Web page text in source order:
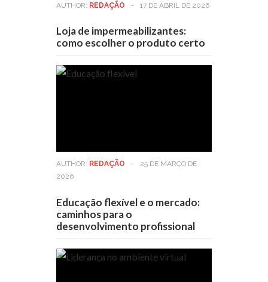
AUTHOR: REDAÇÃO - 17 DE ABRIL DE 2026
Loja de impermeabilizantes:
como escolher o produto certo
AUTHOR: REDAÇÃO -
25 DE MARÇO DE
2026
Educação flexível e o mercado:
caminhos para o
desenvolvimento profissional